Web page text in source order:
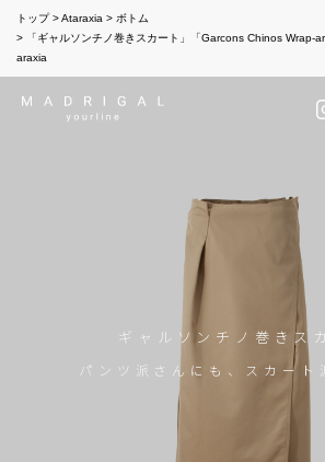
トップ Ataraxia
ボトム
「ギャルソンチノ巻きスカート」「Garcons Chinos
araxia
ギャルソンチノ巻きス
パンツ派さんにも、スカート